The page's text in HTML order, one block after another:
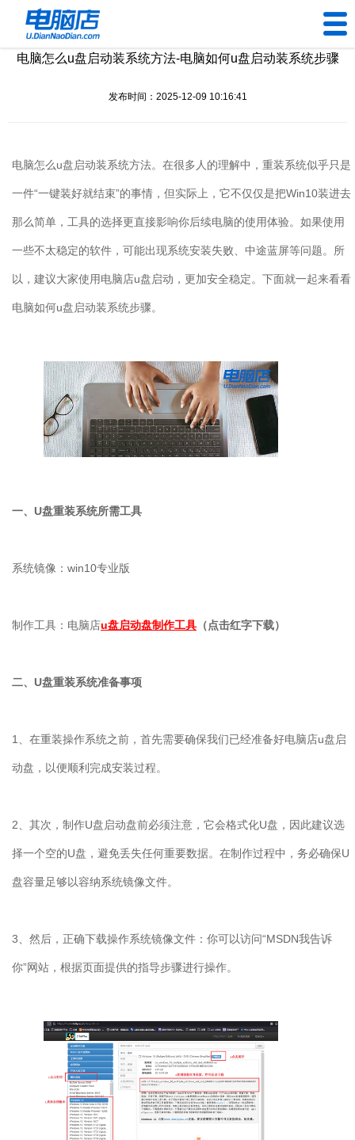
U盘工具
装机问题
电脑问题
电脑怎么u盘启动装系统方法-电脑如何u盘启动装系统步骤
发布时间：2025-12-09 10:16:41
电脑怎么u盘启动装系统方法。在很多人的理解中，重装系统似乎只是
一件“一键装好就结束”的事情，但实际上，它不仅仅是把Win10装进去
那么简单，工具的选择更直接影响你后续电脑的使用体验。如果使用
一些不太稳定的软件，可能出现系统安装失败、中途蓝屏等问题。所
以，建议大家使用电脑店u盘启动，更加安全稳定。下面就一起来看看
电脑如何u盘启动装系统步骤。
一、 U盘重装系统所需工具
系统镜像： win10专业版
制作工具：电脑店u盘启动盘制作工具 （点击红字下载）
二、 U盘重装系统准备事项
1 、在重装操作系统之前，首先需要确保我们已经准备好电脑店u盘启
动盘，以便顺利完成安装过程。
2 、其次，制作U盘启动盘前必须注意，它会格式化U盘，因此建议选
择一个空的U盘，避免丢失任何重要数据。在制作过程中，务必确保U
盘容量足够以容纳系统镜像文件。
3 、然后，正确下载操作系统镜像文件：你可以访问“MSDN我告诉
你”网站，根据页面提供的指导步骤进行操作。